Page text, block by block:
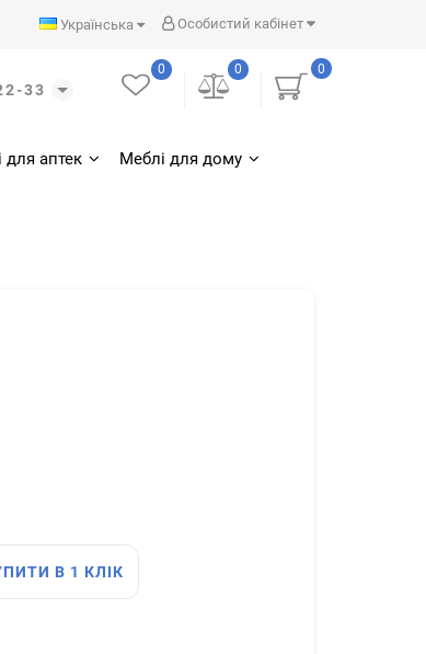
Особистий кабінет
Українська
33
0
0
0
для аптек Меблі для дому
В 1 КЛІК